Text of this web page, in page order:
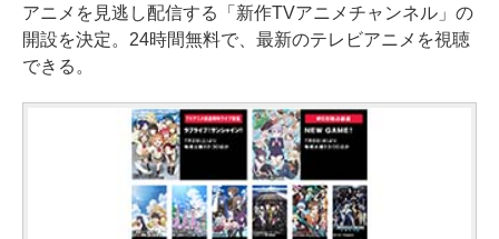
アニメを見逃し配信する「新作TVアニメチャンネル」の
開設を決定。24時間無料で、最新のテレビアニメを視聴
できる。